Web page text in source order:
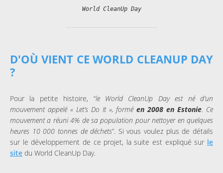
World CleanUp Day
D'OÙ VIENT CE WORLD CLEANUP DAY
?
Pour la petite histoire, “le World CleanUp Day est né d’un
mouvement appelé « Let’s Do It », forméen 2008 en Estonie. Ce
mouvement a réuni 4% de sa population pour nettoyer en quelques
heures 10 000 tonnes de déchets”. Si vous voulez plus de détails
sur le développement de ce projet, la suite est expliqué sur le
site du World CleanUp Day.